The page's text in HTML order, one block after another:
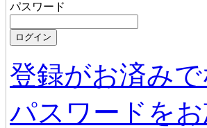
パスワード
登録がお済み
パスワードを